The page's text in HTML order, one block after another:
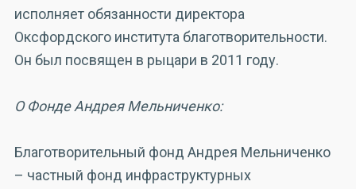
исполняет обязанности директора
Оксфордского института благотворительности.
Он был посвящен в рыцари в 2011 году.
О Фонде Андрея Мельниченко:
Благотворительный фонд Андрея Мельниченко
– частный фонд инфраструктурных